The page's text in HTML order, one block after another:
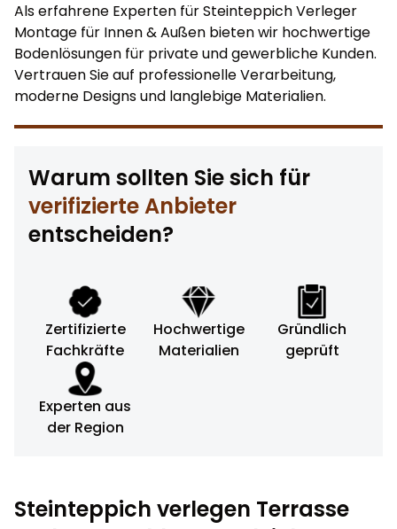
Als erfahrene Experten für Steinteppich Verleger
Montage für Innen & Außen bieten wir hochwertige
Bodenlösungen für private und gewerbliche Kunden.
Vertrauen Sie auf professionelle Verarbeitung,
moderne Designs und langlebige Materialien.
Warum sollten Sie sich für
verifizierte Anbieter
entscheiden?
Zertifizierte
Fachkräfte
Hochwertige
Materialien
Gründlich
geprüft
Experten aus
der Region
Steinteppich verlegen Terrasse